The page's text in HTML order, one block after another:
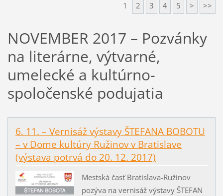
1 2 3 4 5 > >>
NOVEMBER 2017 – Pozvánky
na literárne, výtvarné,
umelecké a kultúrno-
spoločenské podujatia
6. 11. – Vernisáž výstavy ŠTEFANA BOBOTU
– v Dome kultúry Ružinov v Bratislave
(výstava potrvá do 20. 12. 2017)
Mestská časť Bratislava-Ružinov
pozýva na vernisáž výstavy ŠTEFAN